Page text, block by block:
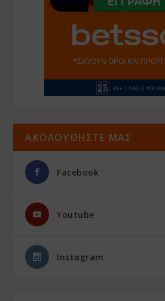
ΑΚΟΛΟΥΘΗΣΤΕ ΜΑΣ
Facebook
Youtube
Instagram